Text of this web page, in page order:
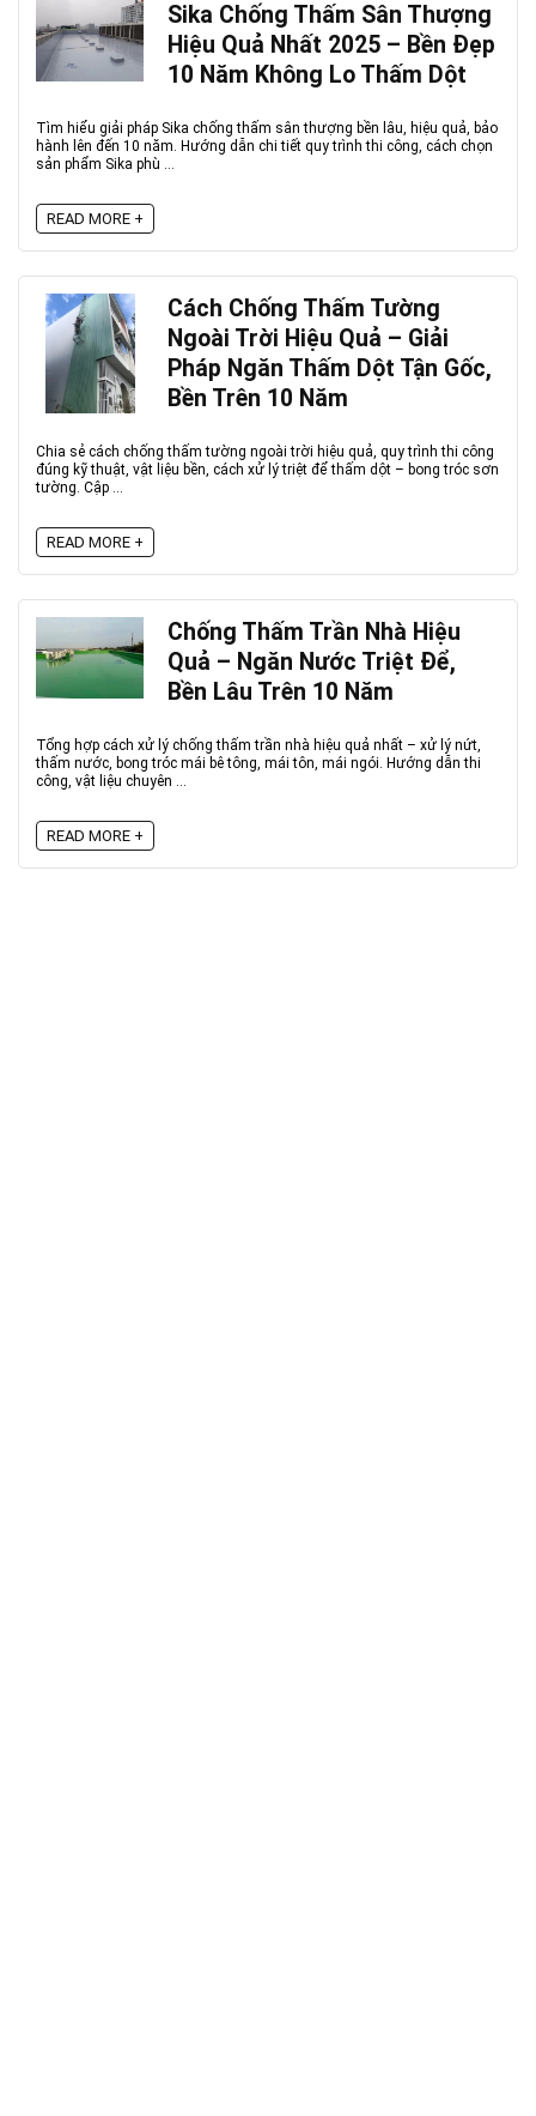
Sika Chống Thấm Sân Thượng
Hiệu Quả Nhất 2025 – Bền Đẹp
10 Năm Không Lo Thấm Dột
Tìm hiểu giải pháp Sika chống thấm sân thượng bền lâu, hiệu quả, bảo
hành lên đến 10 năm. Hướng dẫn chi tiết quy trình thi công, cách chọn
sản phẩm Sika phù ...
READ MORE +
Cách Chống Thấm Tường
Ngoài Trời Hiệu Quả – Giải
Pháp Ngăn Thấm Dột Tận Gốc,
Bền Trên 10 Năm
Chia sẻ cách chống thấm tường ngoài trời hiệu quả, quy trình thi công
đúng kỹ thuật, vật liệu bền, cách xử lý triệt để thấm dột – bong tróc sơn
tường. Cập ...
READ MORE +
Chống Thấm Trần Nhà Hiệu
Quả – Ngăn Nước Triệt Để,
Bền Lâu Trên 10 Năm
Tổng hợp cách xử lý chống thấm trần nhà hiệu quả nhất – xử lý nứt,
thấm nước, bong tróc mái bê tông, mái tôn, mái ngói. Hướng dẫn thi
công, vật liệu chuyên ...
READ MORE +